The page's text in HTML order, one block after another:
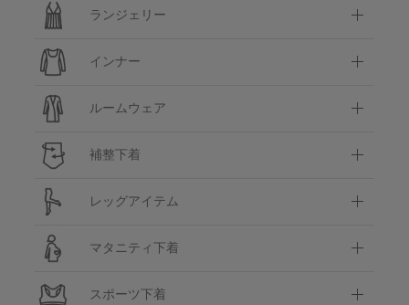
ランジェリー
インナー
ルームウェア
補整下着
レッグアイテム
マタニティ下着
スポーツ下着